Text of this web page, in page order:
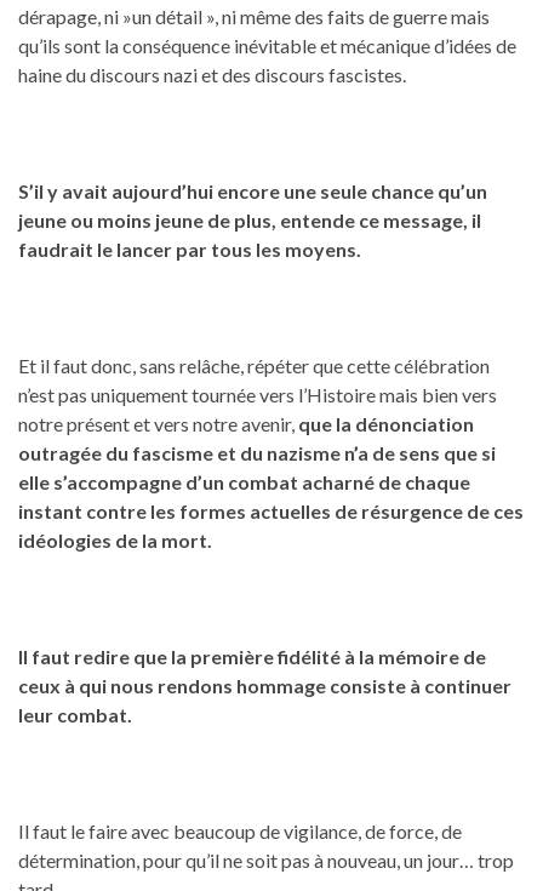
dérapage, ni »un détail », ni même des faits de guerre mais
qu’ils sont la conséquence inévitable et mécanique d’idées de
haine du discours nazi et des discours fascistes.
S’il y avait aujourd’hui encore une seule chance qu’un
jeune ou moins jeune de plus, entende ce message, il
faudrait le lancer par tous les moyens.
Et il faut donc, sans relâche, répéter que cette célébration
n’est pas uniquement tournée vers l’Histoire mais bien vers
notre présent et vers notre avenir, que la dénonciation
outragée du fascisme et du nazisme n’a de sens que si
elle s’accompagne d’un combat acharné de chaque
instant contre les formes actuelles de résurgence de ces
idéologies de la mort.
Il faut redire que la première fidélité à la mémoire de
ceux à qui nous rendons hommage consiste à continuer
leur combat.
Il faut le faire avec beaucoup de vigilance, de force, de
détermination, pour qu’il ne soit pas à nouveau, un jour… trop